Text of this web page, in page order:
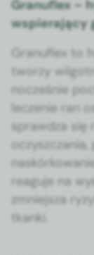
Granuflex –
wspierający
Granu­flex to
tworzy
nocześnie
lecze­nie ran
sprawdza się
reagu­je na
zmniejsza
tkan­ki.